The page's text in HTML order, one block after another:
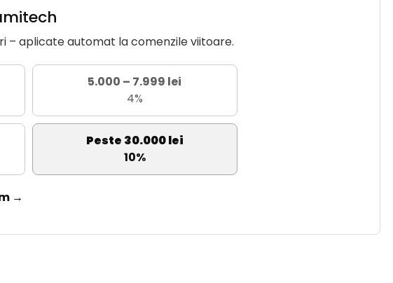
– aplicate automat la comenzile viitoare.
5.000 – 7.999 lei
4%
Peste 30.000 lei
10%
→